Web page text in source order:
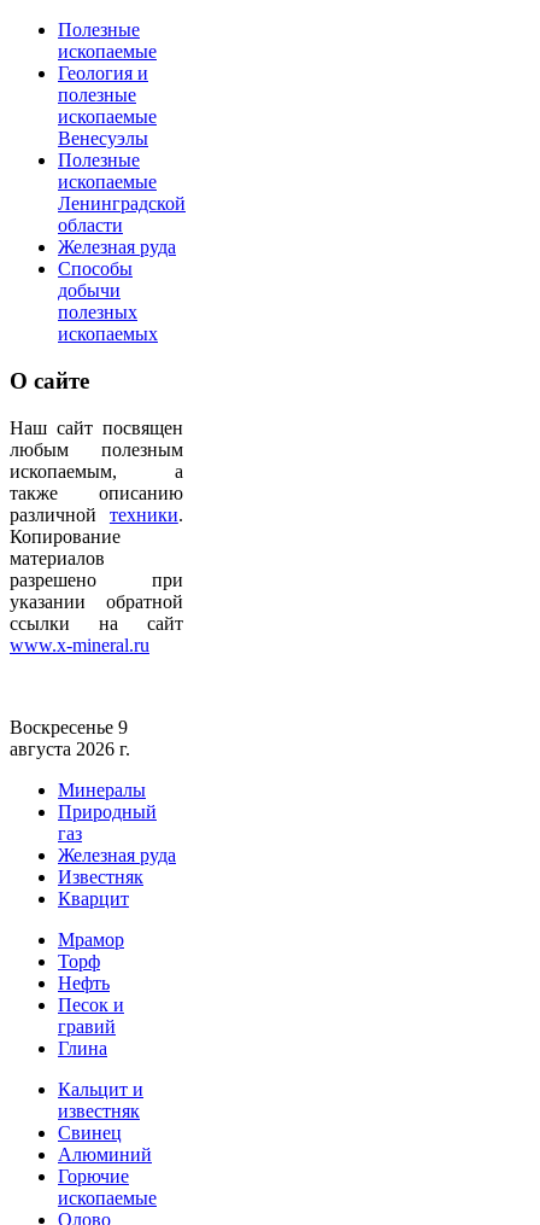
Полезные
ископаемые
Геология и
полезные
ископаемые
Венесуэлы
Полезные
ископаемые
Ленинградской
области
Железная руда
Способы
добычи
полезных
ископаемых
О сайте
Наш сайт посвящен
любым полезным
ископаемым, а
также описанию
различной техники.
Копирование
материалов
разрешено при
указании обратной
ссылки на сайт
www.x-mineral.ru
Воскресенье 9
августа 2026 г.
Минералы
Природный
газ
Железная руда
Известняк
Кварцит
Мрамор
Торф
Нефть
Песок и
гравий
Глина
Кальцит и
известняк
Свинец
Алюминий
Горючие
ископаемые
Олово